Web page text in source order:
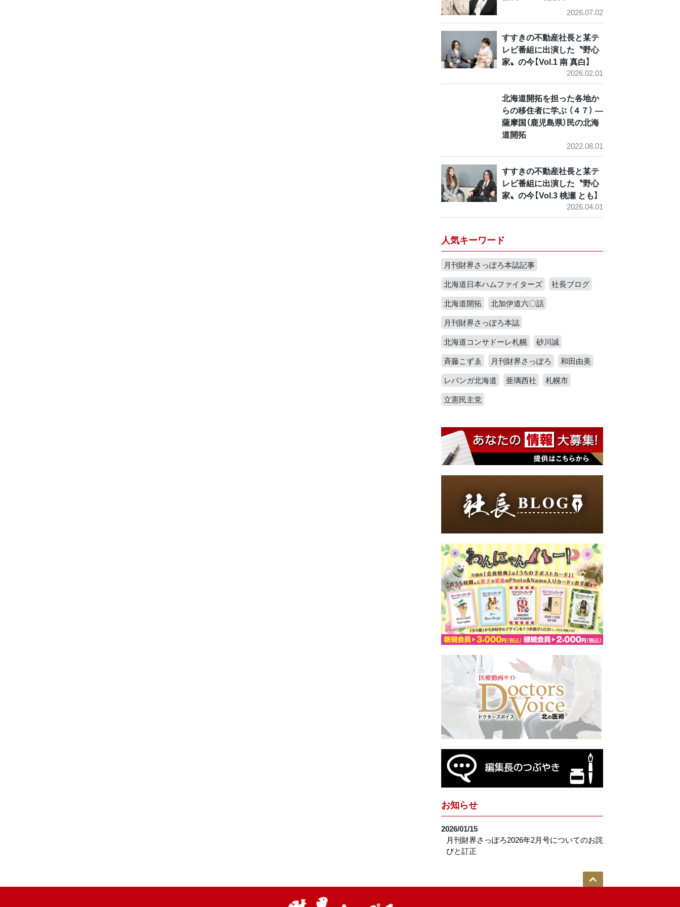
2026.07.02
すすきの不動産社長と某テ
レビ番組に出演した〝野心
家〟の今【Vol.1 南 真白】
2026.02.01
北海道開拓を担った各地か
らの移住者に学ぶ （４７） ―
薩摩国（鹿児島県）民の北海
道開拓
2022.08.01
すすきの不動産社長と某テ
レビ番組に出演した〝野心
家〟の今【Vol.3 桃瀬 とも】
2026.04.01
人気キーワード
月刊財界さっぽろ本誌記事
北海道日本ハムファイターズ
社長ブログ
北海道開拓
北加伊道六〇話
月刊財界さっぽろ本誌
北海道コンサドーレ札幌
砂川誠
斉藤こずゑ
月刊財界さっぽろ
和田由美
レバンガ北海道
亜璃西社
札幌市
立憲民主党
お知らせ
2026/01/15
月刊財界さっぽろ2026年2月号についてのお詫
びと訂正